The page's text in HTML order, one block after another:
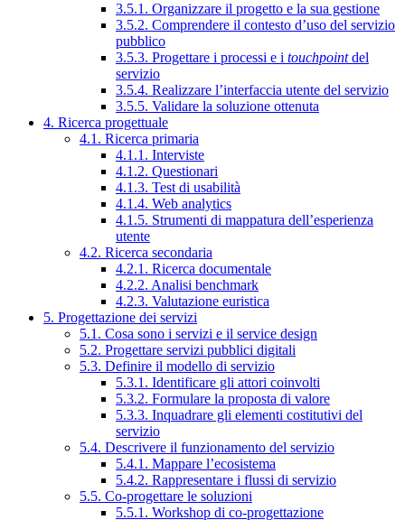
3.5.1. Organizzare il progetto e la sua gestione
3.5.2. Comprendere il contesto d’uso del servizio
pubblico
3.5.3. Progettare i processi e i touchpointdel
servizio
3.5.4. Realizzare l’interfaccia utente del servizio
3.5.5. Validare la soluzione ottenuta
4. Ricerca progettuale
4.1. Ricerca primaria
4.1.1. Interviste
4.1.2. Questionari
4.1.3. Test di usabilità
4.1.4. Web analytics
4.1.5. Strumenti di mappatura dell’esperienza
utente
4.2. Ricerca secondaria
4.2.1. Ricerca documentale
4.2.2. Analisi benchmark
4.2.3. Valutazione euristica
5. Progettazione dei servizi
5.1. Cosa sono i servizi e il service design
5.2. Progettare servizi pubblici digitali
5.3. Definire il modello di servizio
5.3.1. Identificare gli attori coinvolti
5.3.2. Formulare la proposta di valore
5.3.3. Inquadrare gli elementi costitutivi del
servizio
5.4. Descrivere il funzionamento del servizio
5.4.1. Mappare l’ecosistema
5.4.2. Rappresentare i flussi di servizio
5.5. Co-progettare le soluzioni
5.5.1. Workshop di co-progettazione